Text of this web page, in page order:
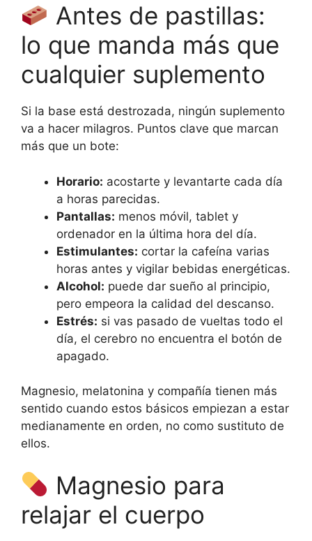
Antes de pastillas:
lo que manda más que
cualquier suplemento
Si la base está destrozada, ningún suplemento
va a hacer milagros. Puntos clave que marcan
más que un bote:
Horario: acostarte y levantarte cada día
a horas parecidas.
Pantallas: menos móvil, tablet y
ordenador en la última hora del día.
Estimulantes: cortar la cafeína varias
horas antes y vigilar bebidas energéticas.
Alcohol: puede dar sueño al principio,
pero empeora la calidad del descanso.
Estrés: si vas pasado de vueltas todo el
día, el cerebro no encuentra el botón de
apagado.
Magnesio, melatonina y compañía tienen más
sentido cuando estos básicos empiezan a estar
medianamente en orden, no como sustituto de
ellos.
Magnesio para
relajar el cuerpo